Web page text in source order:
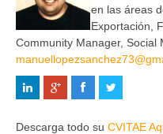
en las áreas
Exportación,
Community Manager, Social
Descarga todo su CVITAE